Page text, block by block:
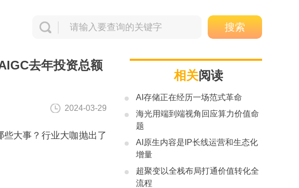
去年投资总额
2024-03-29
大事？行业大咖抛出了
相关阅读
AI存储正在经历一场范式革命
海光用端到端视角回应算力价值命
题
AI原生内容是IP长线运营和生态化
增量
超聚变以全栈布局打通价值转化全
流程